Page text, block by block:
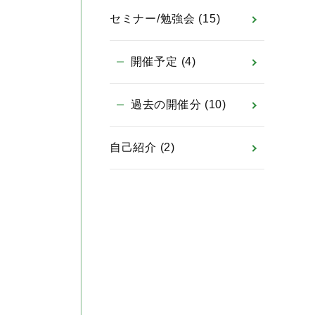
セミナー/勉強会 (15)
開催予定 (4)
過去の開催分 (10)
自己紹介 (2)